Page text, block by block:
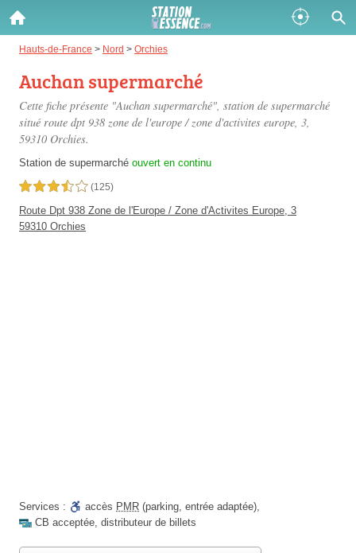
Hauts-de-France > Nord > Orchies
Auchan supermarché
Cette fiche présente "Auchan supermarché", station de supermarché
situé route dpt 938 zone de l'europe / zone d'activites europe, 3,
59310 Orchies.
Station de supermarché ouvert en continu
3,5 étoiles sur 5 (125)
Route Dpt 938 Zone de l'Europe / Zone d'Activites Europe, 3
59310 Orchies
Services : accès PMR (parking, entrée adaptée),
CB acceptée, distributeur de billets
Gazole :
Disponible
SP 98 :
Disponible
SP 95 :
Disponible Épuisé